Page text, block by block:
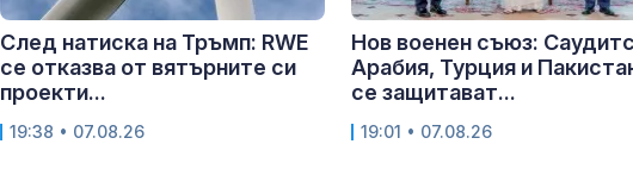
След натиска на Тръмп: RWE
се отказва от вятърните си
проекти...
19:38 • 07.08.26
Нов военен съюз:
Арабия, Турция и
се защитават...
19:01 • 07.08.26